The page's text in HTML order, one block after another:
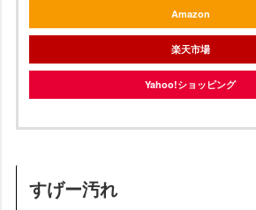
Amazon
楽天市場
Yahoo!ショッピング
すげー汚れ